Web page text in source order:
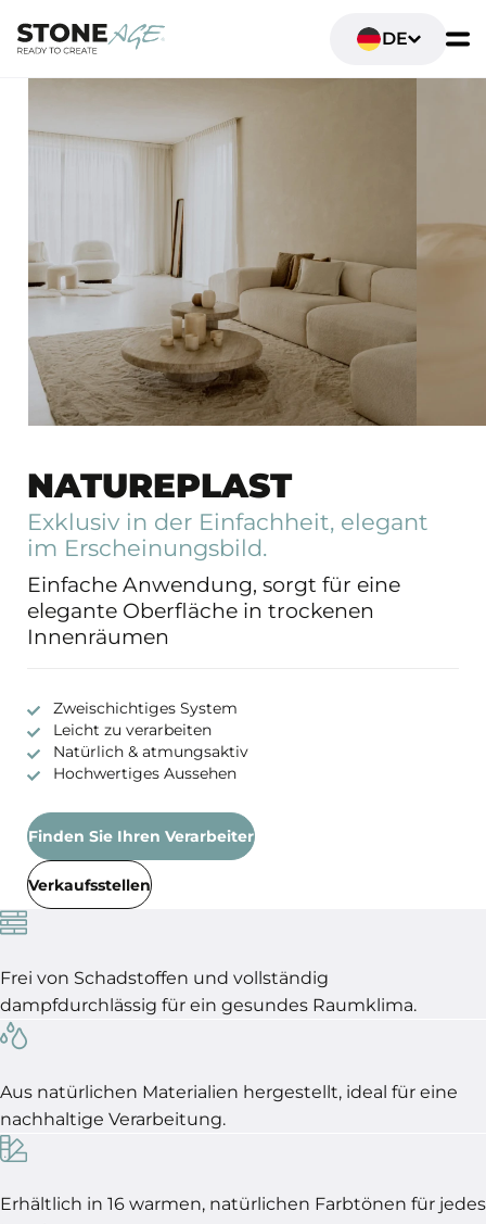
DE
NATUREPLAST
Exklusiv in der Einfachheit, elegant
im Erscheinungsbild.
Einfache Anwendung, sorgt für eine
elegante Oberfläche in trockenen
Innenräumen
Zweischichtiges System
Leicht zu verarbeiten
Natürlich & atmungsaktiv
Hochwertiges Aussehen
Finden Sie Ihren Verarbeiter
Verkaufsstellen
Frei von Schadstoffen und vollständig
dampfdurchlässig für ein gesundes Raumklima.
Aus natürlichen Materialien hergestellt, ideal für eine
nachhaltige Verarbeitung.
Erhältlich in 16 warmen, natürlichen Farbtönen für jedes